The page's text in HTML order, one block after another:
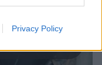
Privacy Policy